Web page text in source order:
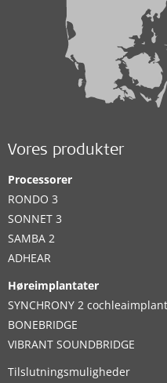
Vores produkter
Processorer
RONDO 3
SONNET 3
SAMBA 2
ADHEAR
Høreimplantater
SYNCHRONY 2
BONEBRIDGE
VIBRANT SOUNDBRIDGE
Tilslutningsmuligheder